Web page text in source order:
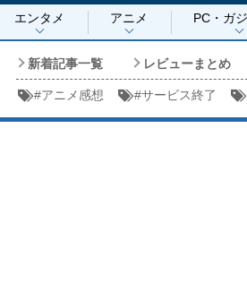
エンタメ アニメ PC・ガ
新着記事一覧 レビューまとめ
#アニメ感想 #サービス終了